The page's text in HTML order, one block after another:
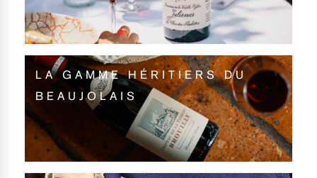
LA GAMME HÉRITIERS DU
BEAUJOLAIS